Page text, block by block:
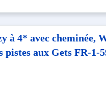
à 4* avec cheminée,
pistes aux Gets FR-1-